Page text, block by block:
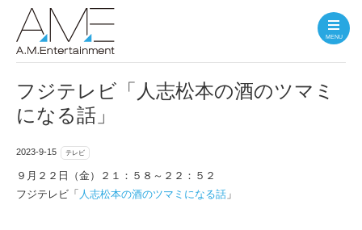
MENU
フジテレビ「人志松本の酒のツマミ
になる話」
2023-9-15 テレビ
９月２２日（金）２１：５８～２２：５２
フジテレビ「 人志松本の酒のツマミになる話 」